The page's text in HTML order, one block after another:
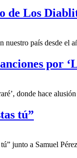
de Los
nuestro país desde
por
donde hace
tú”
junto a Samuel